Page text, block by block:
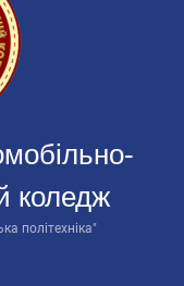
коледж
політехніка"